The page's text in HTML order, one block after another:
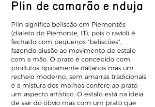
Plin de camarão e nduja
Plin significa beliscão em Piemontês
(dialeto do Piemonte, IT), pois o ravioli é
fechado com pequenos "beliscões",
fazendo alusão ao movimento de estalo
com a mão. O prato é concebido com
produtos tipicamente italianos mas um
recheio moderno, sem amarras tradicionais
e a mistura dos molhos confere ao prato
um aspecto artístico. O estalo está na ideia
de sair do óbvio mas com um prato que